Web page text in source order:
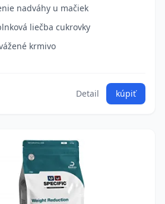
nadváhy u mačiek
liečba cukrovky
krmivo
Detail kúpiť